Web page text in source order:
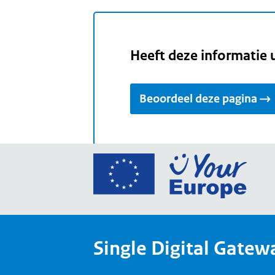
Heeft deze informatie
Beoordeel deze pagina
Ga
Your
Single Digital